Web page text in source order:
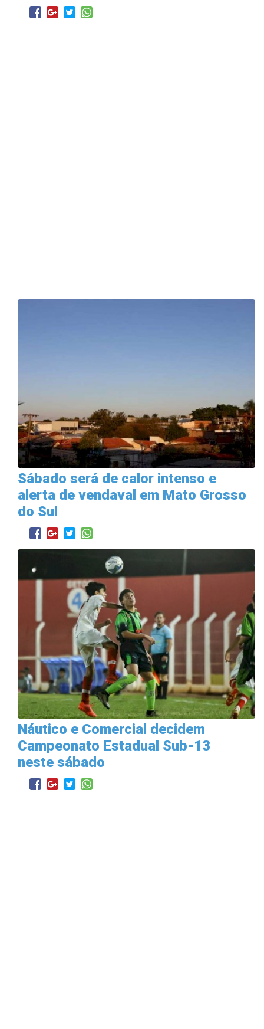
Sábado será de calor intenso e
alerta de vendaval em Mato Grosso
do Sul
Náutico e Comercial decidem
Campeonato Estadual Sub-13
neste sábado